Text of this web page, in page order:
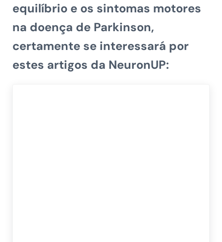
equilíbrio e os sintomas motores
na doença de Parkinson,
certamente se interessará por
estes artigos da NeuronUP: